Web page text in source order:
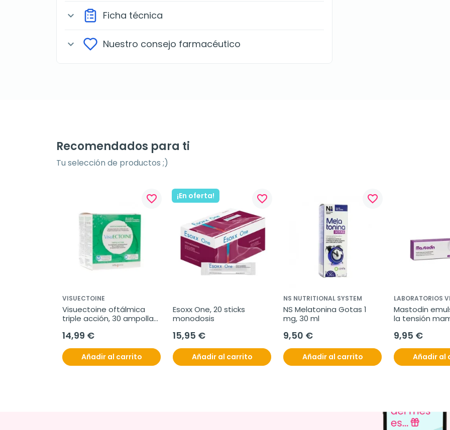
expand_more Ficha técnica
expand_more Nuestro consejo farmacéutico
Recomendados para ti
Tu selección de productos ;)
favorite_border
VISUECTOINE
Visuectoine oftálmica
triple acción, 30 ampollas
14,99 €
Añadir al carrito
¡En oferta! favorite_border
Esoxx One, 20 sticks
monodosis
15,95 €
Añadir al carrito
favorite_border
NS NUTRITIONAL SYSTEM
NS Melatonina Gotas 1
mg, 30 ml
9,50 €
Añadir al carrito
LABORATORIOS
Mastodin
la tensión
9,95 €
Añadir al